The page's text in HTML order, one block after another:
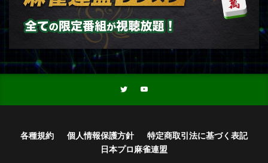
各種規約 個人情報保護方針
特定商取引法に基づく表記
日本プロ麻雀連盟